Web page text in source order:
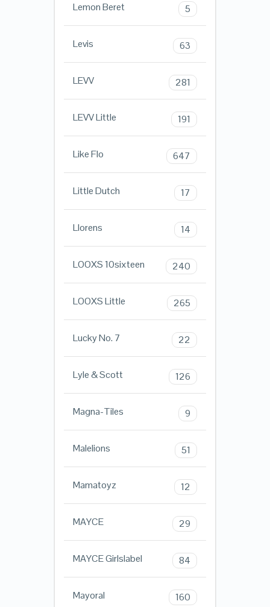
Lemon Beret 5
Levis 63
LEVV 281
LEVV Little 191
Like Flo 647
Little Dutch 17
Llorens 14
LOOXS 10sixteen 240
LOOXS Little 265
Lucky No. 7 22
Lyle & Scott 126
Magna-Tiles 9
Malelions 51
Mamatoyz 12
MAYCE 29
MAYCE Girlslabel 84
Mayoral 160